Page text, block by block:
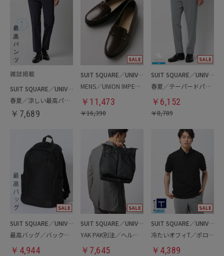
SUIT SQUARE／UNIVERSAL LANGUAGE
春夏／涼しい最高パンツ
￥ 7,689
SUIT SQUARE／UNIVERSAL LANGUAGE
MENS／UNION IMPERIAL監修／コインローファー
￥ 11,473
￥16,390
SUIT SQUARE／UNIVERSAL LANGUAGE
春夏／テーパードパンツ
￥ 6,152
￥8,789
SUIT SQUARE／UNIVERSAL LANGUAGE
最高バッグ／バックパック
￥ 4,944
SUIT SQUARE／UNIVERSAL LANGUAGE
YAK PAK別注／ヘルメットバッグ
￥ 7,645
SUIT SQUARE／UNIVERSAL LANGUAGE
冷たいオフィT／ポロシャツ
￥ 4,389